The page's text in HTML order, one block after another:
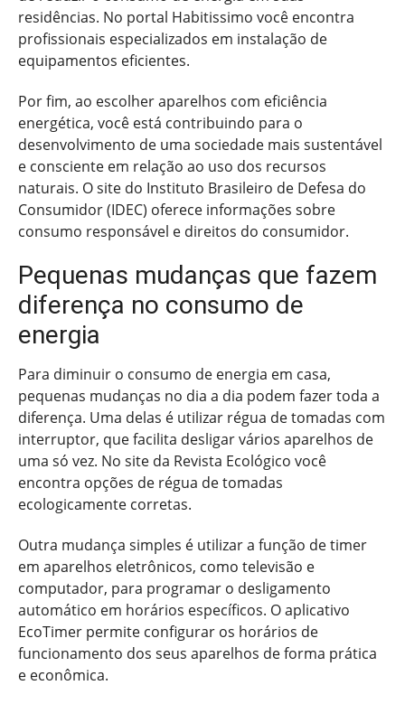
residências. No portal Habitissimo você encontra
profissionais especializados em instalação de
equipamentos eficientes.
Por fim, ao escolher aparelhos com eficiência
energética, você está contribuindo para o
desenvolvimento de uma sociedade mais sustentável
e consciente em relação ao uso dos recursos
naturais. O site do Instituto Brasileiro de Defesa do
Consumidor (IDEC) oferece informações sobre
consumo responsável e direitos do consumidor.
Pequenas mudanças que fazem
diferença no consumo de
energia
Para diminuir o consumo de energia em casa,
pequenas mudanças no dia a dia podem fazer toda a
diferença. Uma delas é utilizar régua de tomadas com
interruptor, que facilita desligar vários aparelhos de
uma só vez. No site da Revista Ecológico você
encontra opções de régua de tomadas
ecologicamente corretas.
Outra mudança simples é utilizar a função de timer
em aparelhos eletrônicos, como televisão e
computador, para programar o desligamento
automático em horários específicos. O aplicativo
EcoTimer permite configurar os horários de
funcionamento dos seus aparelhos de forma prática
e econômica.